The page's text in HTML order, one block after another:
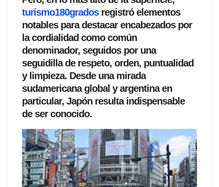
turismo180gradosregistró elementos
notables para destacar encabezados por
la cordialidad como común
denominador, seguidos por una
seguidilla de respeto, orden, puntualidad
y limpieza. Desde una mirada
sudamericana global y argentina en
particular, Japón resulta indispensable
de ser conocido.